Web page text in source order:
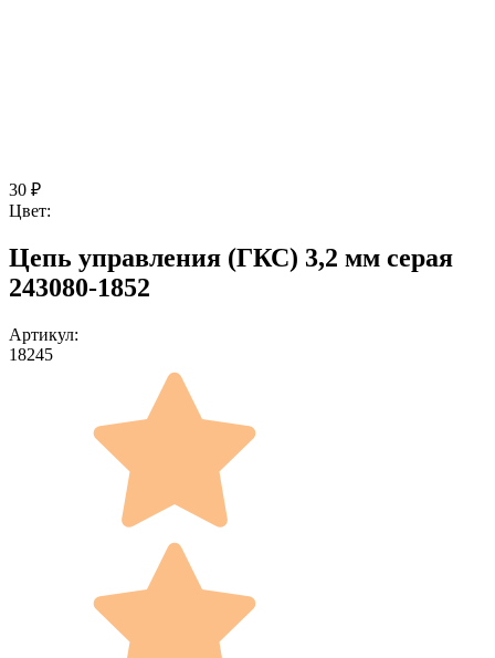
30 ₽
Цвет:
Цепь управления (ГКС) 3,2 мм серая
243080-1852
Артикул:
18245